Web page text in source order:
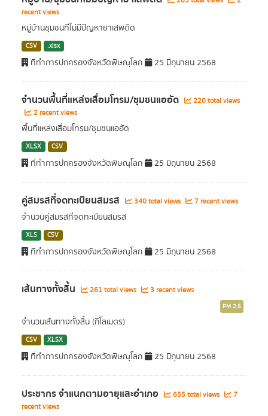
recent views
หมู่บ้านชุมชนที่ไม่มีปัญหายาเสพติด
CSV .xlsx
ที่ทำการปกครองจังหวัดพิษณุโลก 25 มิถุนายน 2568
จำนวนพื้นที่แหล่งเสื่อมโทรม/ชุมชนแออัด
220 total views
2 recent views
พื้นที่แหล่งเสื่อมโทรม/ชุมชนแออัด
XLSX CSV
ที่ทำการปกครองจังหวัดพิษณุโลก 25 มิถุนายน 2568
คู่สมรสที่จดทะเบียนสมรส 340 total views 7 recent views
จำนวนคู่สมรสที่จดทะเบียนสมรส
XLS CSV
ที่ทำการปกครองจังหวัดพิษณุโลก 25 มิถุนายน 2568
เส้นทางทั้งสิ้น 261 total views 3 recent views
PM 2.5
จำนวนเส้นทางทั้งสิ้น (กิโลเมตร)
CSV XLSX
ที่ทำการปกครองจังหวัดพิษณุโลก 25 มิถุนายน 2568
ประชากร จำแนกตามอายุและอำเภอ 655 total views
7
recent views